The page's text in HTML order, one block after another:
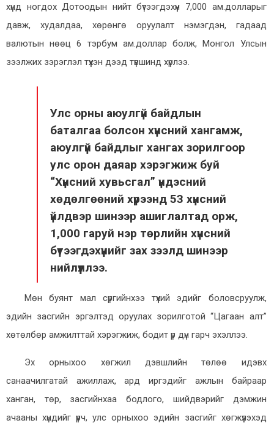
хүнд ногдох Дотоодын нийт бүтээгдэхүүн 7,000 ам.долларыг
давж, худалдаа, хөрөнгө оруулалт нэмэгдэн, гадаад
валютын нөөц 6 тэрбум ам.доллар болж, Монгол Улсын
зээлжих зэрэглэл түүхэн дээд түвшинд хүрлээ.
Улс орны аюулгүй байдлын
баталгаа болсон хүнсний хангамж,
аюулгүй байдлыг хангах зорилгоор
улс орон даяар хэрэгжиж буй
“Хүнсний хувьсгал” үндэсний
хөдөлгөөний хүрээнд 53 хүнсний
үйлдвэр шинээр ашиглалтад орж,
1,000 гаруй нэр төрлийн хүнсний
бүтээгдэхүүнийг зах зээлд шинээр
нийлүүллээ.
Мөн буянт мал сүргийнхээ түүхий эдийг боловсруулж,
эдийн засгийн эргэлтэд оруулах зорилготой “Цагаан алт”
хөтөлбөр амжилттай хэрэгжиж, бодит үр дүн гарч эхэллээ.
Эх орныхоо хөгжил дэвшлийн төлөө идэвх
санаачилгатай ажиллаж, ард иргэдийг ажлын байраар
ханган, төр, засгийнхаа бодлого, шийдвэрийг дэмжин
ачааны хүндийг үүрч, улс орныхоо эдийн засгийг хөгжүүлэхэд